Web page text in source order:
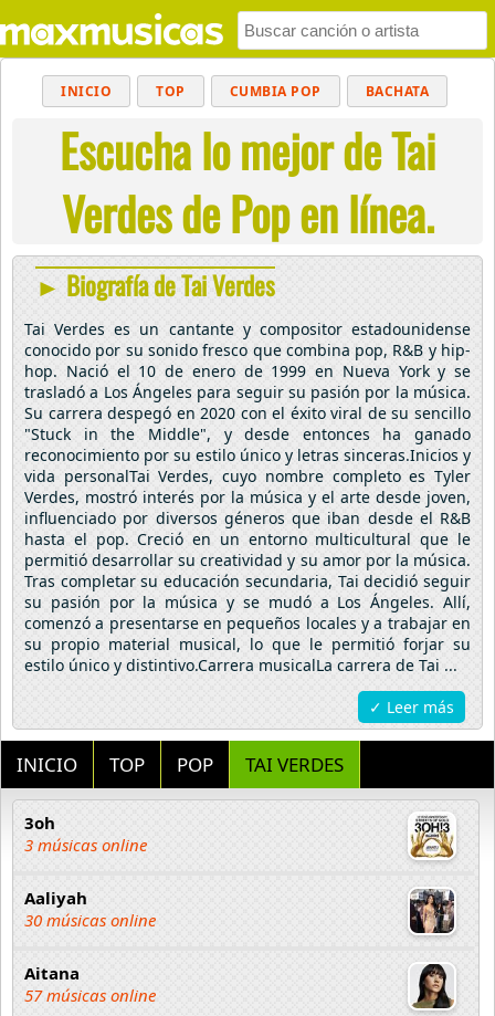
INICIO TOP CUMBIA POP BACHATA
POP MUSICA CRISTIANA REGGAETON
BALADAS ALTERNATIVO ELECTRÓNICA
CUMBIAS
Escucha lo mejor de Tai
Verdes de Pop en línea.
► Biografía de Tai Verdes
Tai Verdes es un cantante y compositor estadounidense
conocido por su sonido fresco que combina pop, R&B y hip-
hop. Nació el 10 de enero de 1999 en Nueva York y se
trasladó a Los Ángeles para seguir su pasión por la música.
Su carrera despegó en 2020 con el éxito viral de su sencillo
"Stuck in the Middle", y desde entonces ha ganado
reconocimiento por su estilo único y letras sinceras.Inicios y
vida personalTai Verdes, cuyo nombre completo es Tyler
Verdes, mostró interés por la música y el arte desde joven,
influenciado por diversos géneros que iban desde el R&B
hasta el pop. Creció en un entorno multicultural que le
permitió desarrollar su creatividad y su amor por la música.
Tras completar su educación secundaria, Tai decidió seguir
su pasión por la música y se mudó a Los Ángeles. Allí,
comenzó a presentarse en pequeños locales y a trabajar en
su propio material musical, lo que le permitió forjar su
estilo único y distintivo.Carrera musicalLa carrera de Tai ...
✓ Leer más
INICIO TOP POP TAI VERDES
3oh
3 músicas online
Aaliyah
30 músicas online
Aitana
57 músicas online